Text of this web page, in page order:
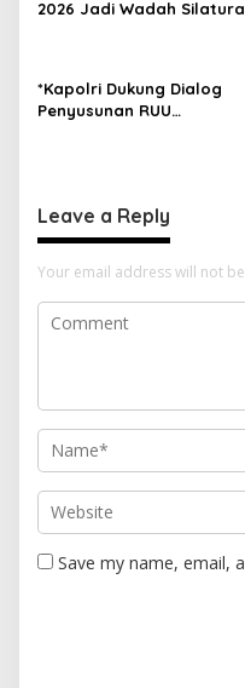
i
n
2026 Jadi Wadah
*Kapolri Dukung Dialog
Penyusunan RUU
Leave a Reply
Your email address will not
Save my name, email,